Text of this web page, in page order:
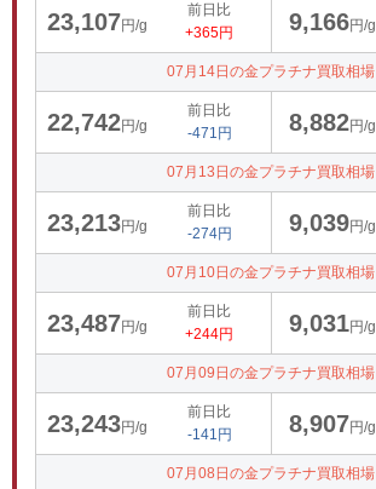
23,107円/g
前日比
+365円
9,166円/g
07月14日の金プラチナ買取相場
22,742円/g
前日比
-471円
8,882円/g
07月13日の金プラチナ買取相場
23,213円/g
前日比
-274円
9,039円/g
07月10日の金プラチナ買取相場
23,487円/g
前日比
+244円
9,031円/g
07月09日の金プラチナ買取相場
23,243円/g
前日比
-141円
8,907円/g
07月08日の金プラチナ買取相場